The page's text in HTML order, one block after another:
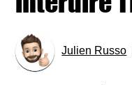
Julien Russo